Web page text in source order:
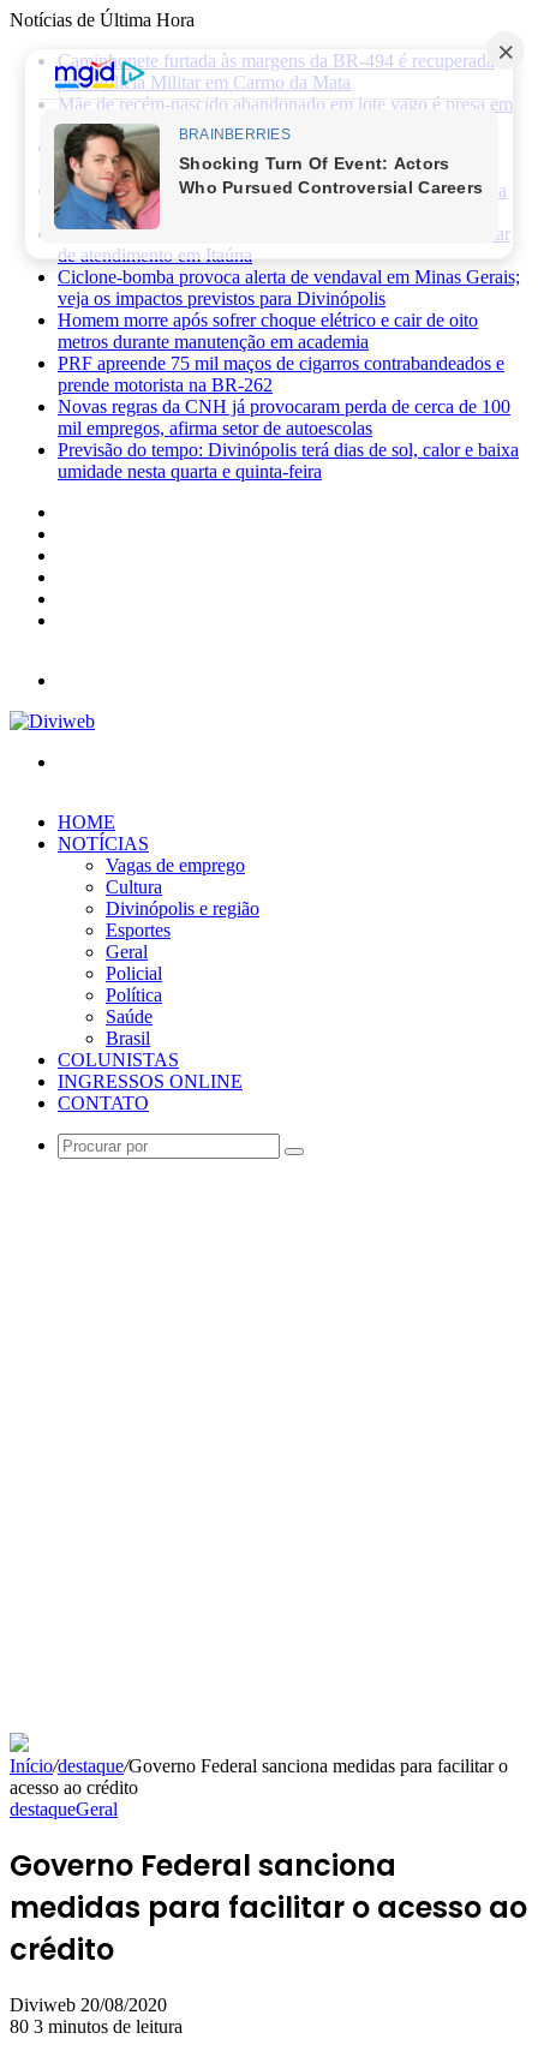
Notícias de Última Hora
Caminhonete furtada às margens da BR-494 é recuperada
pela Polícia Militar em Carmo da Mata
Mãe de recém-nascido abandonado em lote vago é presa em
Sabará
Três pessoas ficam feridas após ataque a facadas no bairro
Planalto, em Divinópolis
Previsão do tempo: fim de semana será de sol, calor e baixa
umidade em Divinópolis
Homem quebra vidro da recepção de hospital após reclamar
de atendimento em Itaúna
Ciclone-bomba provoca alerta de vendaval em Minas Gerais;
veja os impactos previstos para Divinópolis
Homem morre após sofrer choque elétrico e cair de oito
metros durante manutenção em academia
PRF apreende 75 mil maços de cigarros contrabandeados e
prende motorista na BR-262
Novas regras da CNH já provocaram perda de cerca de 100
mil empregos, afirma setor de autoescolas
Previsão do tempo: Divinópolis terá dias de sol, calor e baixa
umidade nesta quarta e quinta-feira
HOME
NOTÍCIAS
Vagas de emprego
Cultura
Divinópolis e região
Esportes
Geral
Policial
Política
Saúde
Brasil
COLUNISTAS
INGRESSOS ONLINE
CONTATO
Procurar
Início/destaque/Governo Federal sanciona medidas para facilitar o
acesso ao crédito
destaqueGeral
Governo Federal sanciona
medidas para facilitar o acesso ao
crédito
Diviweb Mande
um
20/08/2020
80 3 minutos de leitura